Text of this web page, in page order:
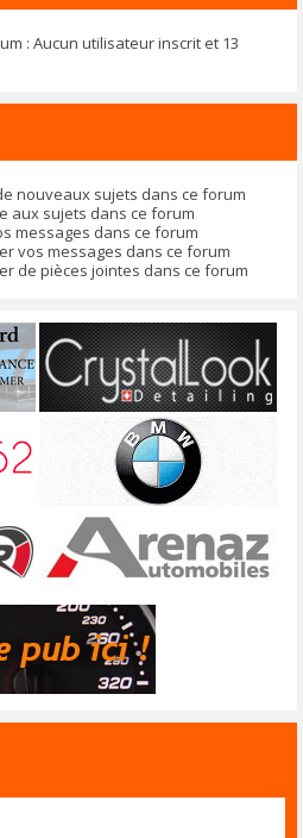
: Aucun utilisateur inscrit et 13
nouveaux sujets dans ce forum
aux sujets dans ce forum
messages dans ce forum
vos messages dans ce forum
de pièces jointes dans ce forum